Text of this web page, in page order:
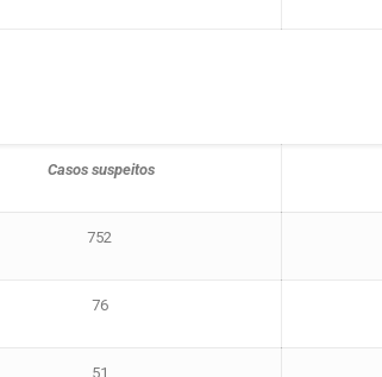
Casos suspeitos
752
76
51